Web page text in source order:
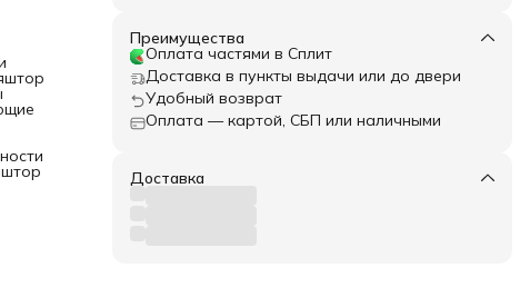
по
из
на
Для
Преимущества
Оплата частями в Сплит
Доставка в пункты выдачи или до двери
Удобный возврат
Оплата — картой, СБП или наличными
Доставка